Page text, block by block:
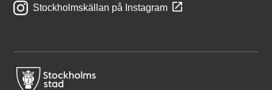
Stockholmskällan på Instagram